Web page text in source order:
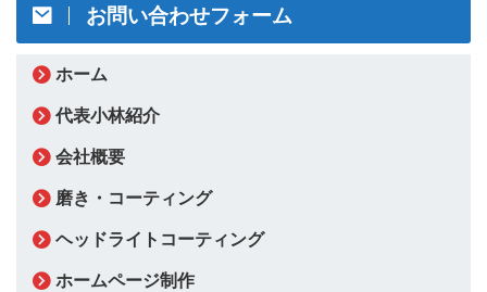
お問い合わせフォーム
ホーム
代表小林紹介
会社概要
磨き・コーティング
ヘッドライトコーティング
ホームページ制作